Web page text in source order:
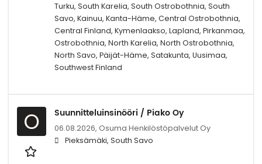
Turku, South Karelia, South Ostrobothnia, South
Savo, Kainuu, Kanta-Häme, Central Ostrobothnia,
Central Finland, Kymenlaakso, Lapland, Pirkanmaa,
Ostrobothnia, North Karelia, North Ostrobothnia,
North Savo, Päijät-Häme, Satakunta, Uusimaa,
Southwest Finland
O Suunnitteluinsinööri / Piako Oy
06.08.2026, Osuma Henkilöstöpalvelut Oy
Pieksämäki, South Savo